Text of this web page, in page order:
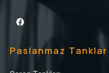
Paslanmaz Tanklar